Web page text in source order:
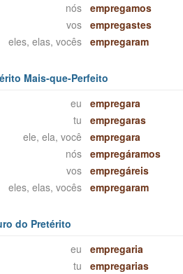
nós
empregamos
vos
empregastes
eles, elas, vocês
empregaram
Mais-que-Perfeito
eu
empregara
tu
empregaras
ele, ela, você
empregara
nós
empregáramos
vos
empregáreis
eles, elas, vocês
empregaram
do Pretérito
eu
empregaria
tu
empregarias